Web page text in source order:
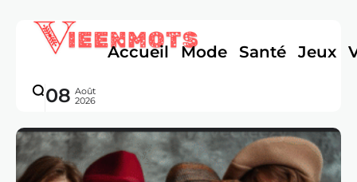
Accueil Mode Santé Jeux
08 Août
2026